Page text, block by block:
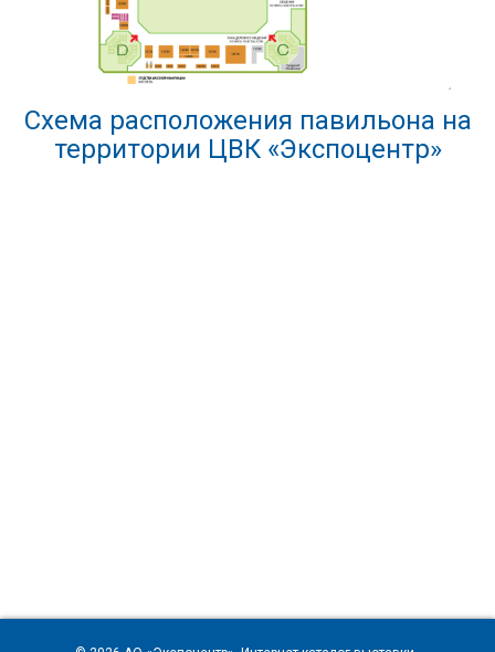
Схема расположения павильона на
территории ЦВК «Экспоцентр»